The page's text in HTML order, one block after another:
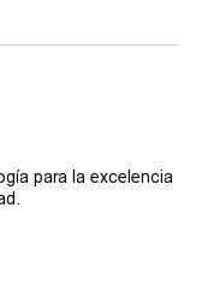
para la excelencia